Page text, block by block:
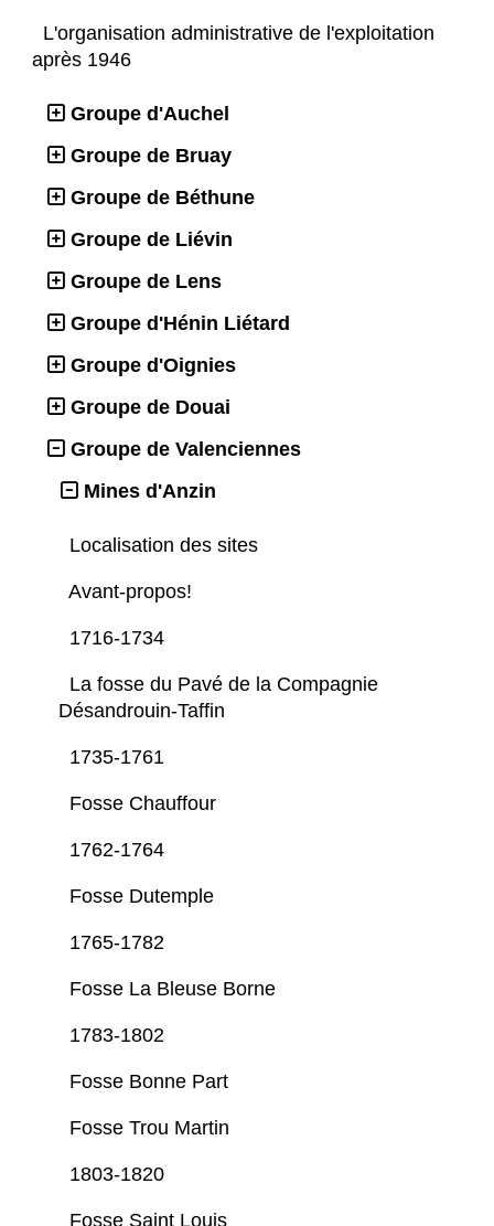
L'organisation administrative de l'exploitation
après 1946
Groupe d'Auchel
Groupe de Bruay
Groupe de Béthune
Groupe de Liévin
Groupe de Lens
Groupe d'Hénin Liétard
Groupe d'Oignies
Groupe de Douai
Groupe de Valenciennes
Mines d'Anzin
Localisation des sites
Avant-propos!
1716-1734
La fosse du Pavé de la Compagnie
Désandrouin-Taffin
1735-1761
Fosse Chauffour
1762-1764
Fosse Dutemple
1765-1782
Fosse La Bleuse Borne
1783-1802
Fosse Bonne Part
Fosse Trou Martin
1803-1820
Fosse Saint Louis